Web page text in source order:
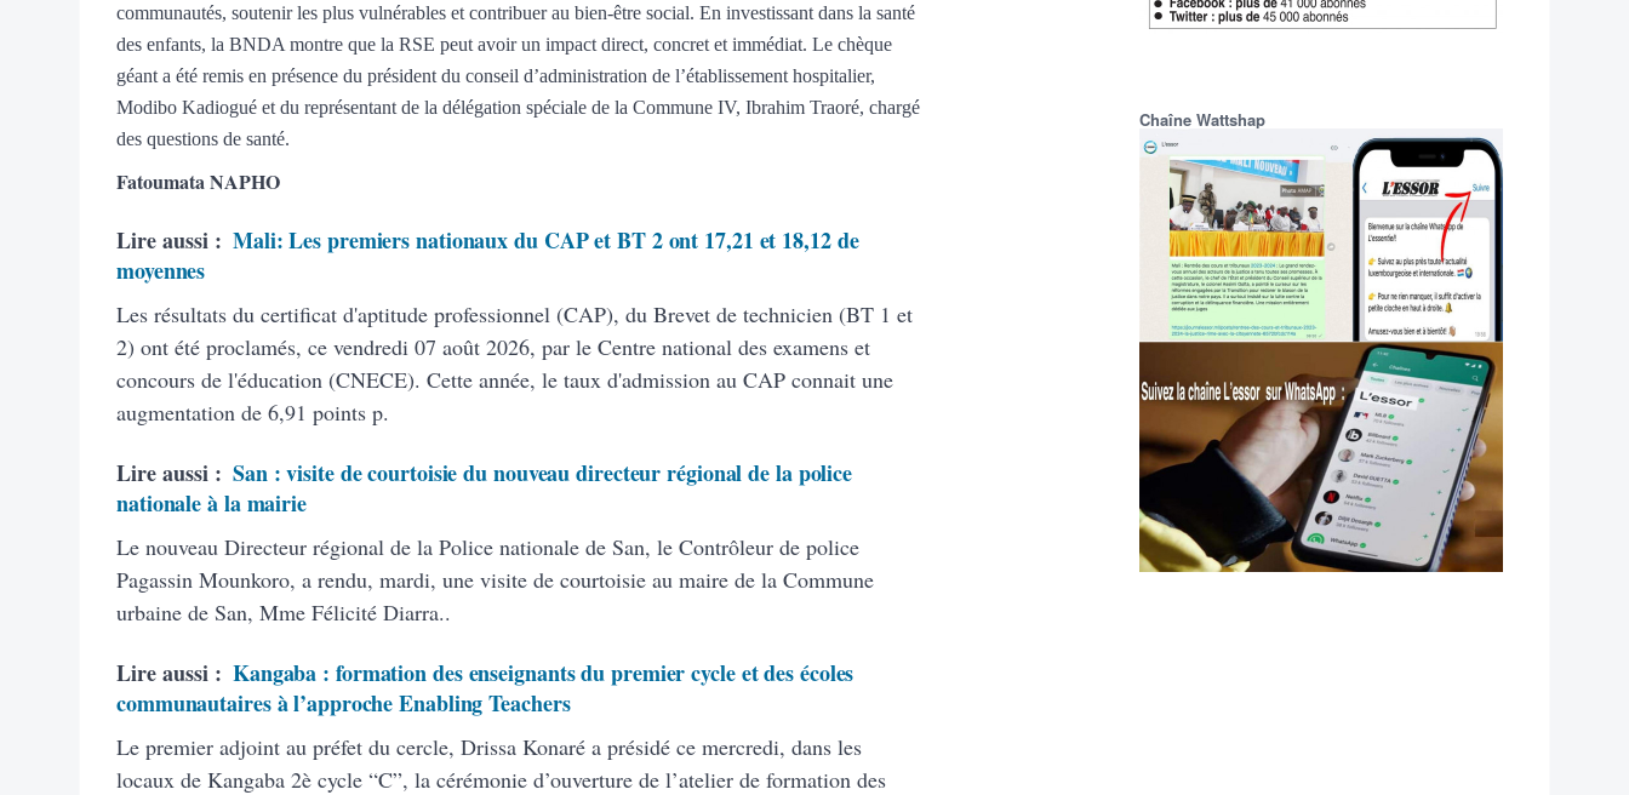
communautés, soutenir les plus vulnérables et contribuer au bien-être social. En investissant dans la santé
des enfants, la BNDA montre que la RSE peut avoir un impact direct, concret et immédiat. Le chèque
géant a été remis en présence du président du conseil d’administration de l’établissement hospitalier,
Modibo Kadiogué et du représentant de la délégation spéciale de la Commune IV, Ibrahim Traoré, chargé
des questions de santé.
Fatoumata NAPHO
Lire aussi : Mali: Les premiers nationaux du CAP et BT 2 ont 17,21 et 18,12 de
moyennes
Les résultats du certificat d'aptitude professionnel (CAP), du Brevet de technicien (BT 1 et
2) ont été proclamés, ce vendredi 07 août 2026, par le Centre national des examens et
concours de l'éducation (CNECE). Cette année, le taux d'admission au CAP connait une
augmentation de 6,91 points p.
Lire aussi : San : visite de courtoisie du nouveau directeur régional de la police
nationale à la mairie
Le nouveau Directeur régional de la Police nationale de San, le Contrôleur de police
Pagassin Mounkoro, a rendu, mardi, une visite de courtoisie au maire de la Commune
urbaine de San, Mme Félicité Diarra..
Lire aussi : Kangaba : formation des enseignants du premier cycle et des écoles
communautaires à l’approche Enabling Teachers
Le premier adjoint au préfet du cercle, Drissa Konaré a présidé ce mercredi, dans les
locaux de Kangaba 2è cycle “C”, la cérémonie d’ouverture de l’atelier de formation des
Chaîne Wattshap